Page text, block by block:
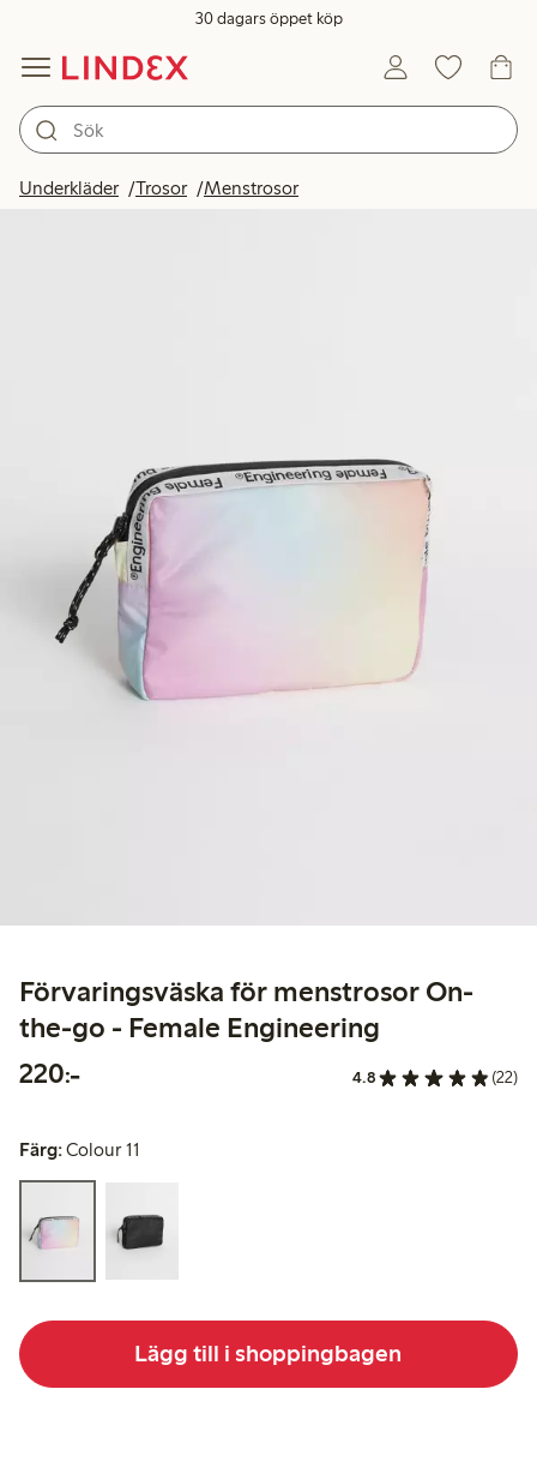
30 dagars öppet köp
Underkläder Trosor Menstrosor
Förvaringsväska för menstrosor On-
the-go - Female Engineering
220:-220,00 kr 4.8 (22)
Färg:Colour 11
Lägg till i shoppingbagen